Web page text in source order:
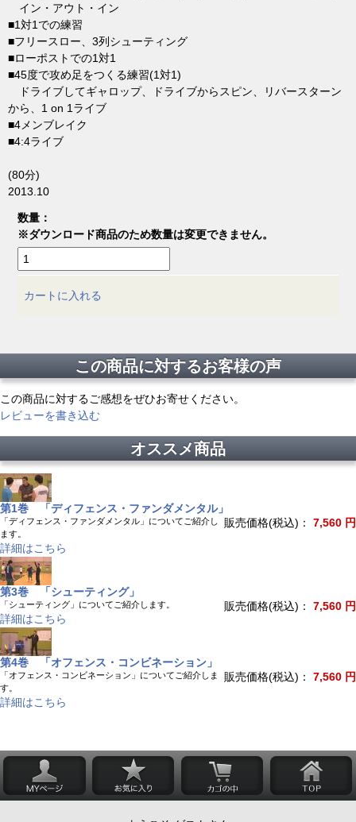
イン・アウト・イン
■1対1での練習
■フリースロー、3列シューティング
■ローポストでの1対1
■45度で攻め足をつくる練習(1対1)
ドライブしてギャロップ、ドライブからスピン、リバースターン
から、1 on 1ライブ
■4メンブレイク
■4:4ライブ
(80分)
2013.10
数量：
※ダウンロード商品のため数量は変更できません。
カートに入れる
この商品に対するお客様の声
この商品に対するご感想をぜひお寄せください。
レビューを書き込む
オススメ商品
第1巻 「ディフェンス・ファンダメンタル」
販売価格(税込)：
7,560 円
「ディフェンス・ファンダメンタル」についてご紹介し
ます。
詳細はこちら
第3巻 「シューティング」
販売価格(税込)：
7,560 円
「シューティング」についてご紹介します。
詳細はこちら
第4巻 「オフェンス・コンビネーション」
販売価格(税込)：
7,560 円
「オフェンス・コンビネーション」についてご紹介しま
す。
詳細はこちら